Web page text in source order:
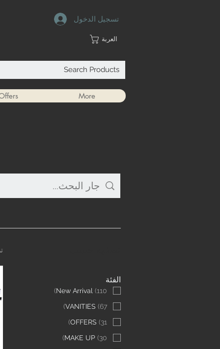
تسجيل الدخول
العربة
More
الفئة
New Arrival (110
)
VANITIES (67
)
OFFERS (31
)
MAKE UP (30
)